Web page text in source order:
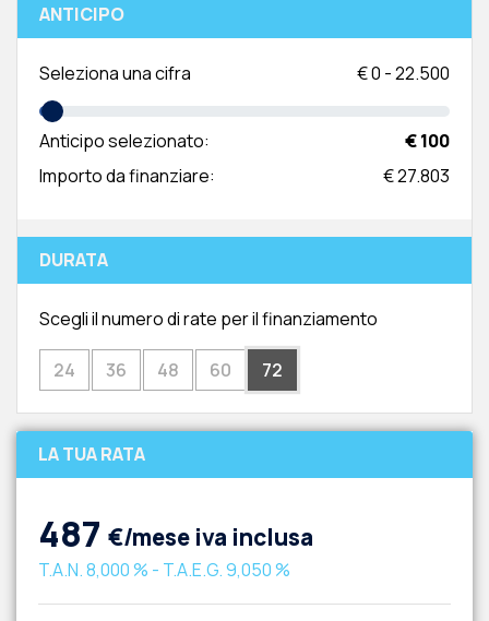
ANTICIPO
Seleziona una cifra €0 -22.500
Anticipo selezionato:
€ 100
Importo da finanziare:
€ 27.803
DURATA
Scegli il numero di rate per il finanziamento
24 36 48 60 72
LA TUA RATA
487 €/mese iva inclusa
T.A.N.8,000 % - T.A.E.G.9,050 %